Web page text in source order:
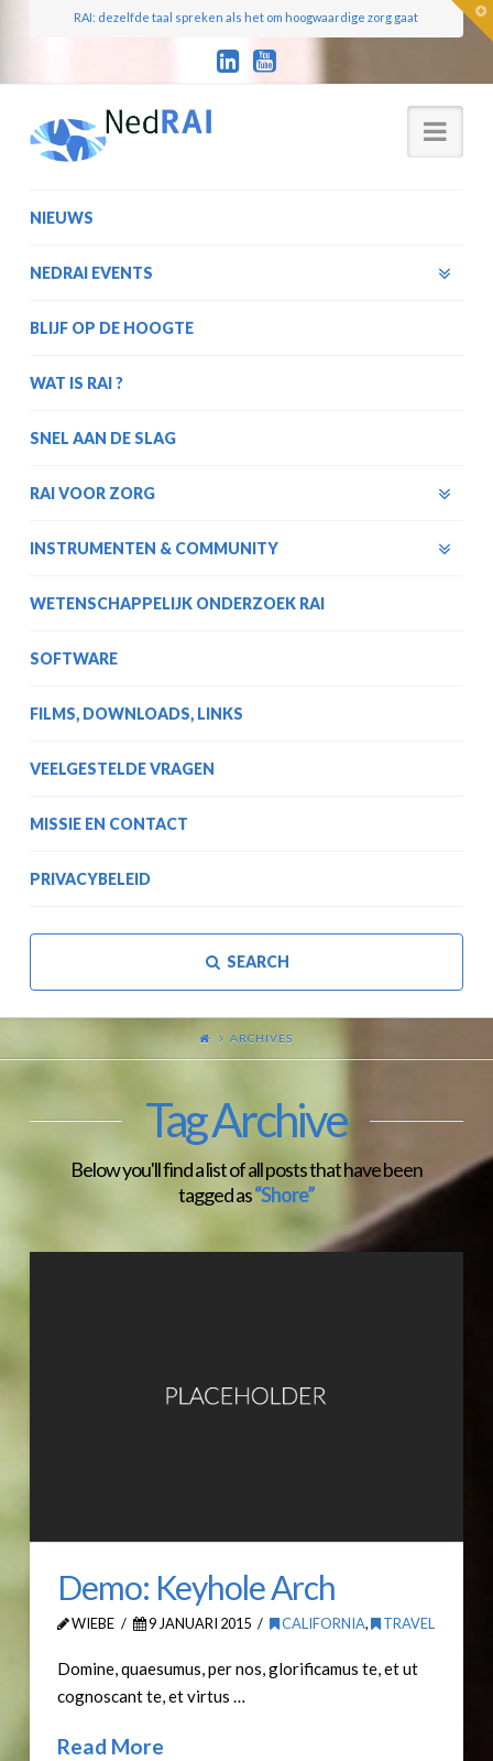
RAI: dezelfde taal spreken als het om hoogwaardige zorg gaat
NIEUWS
NEDRAI EVENTS
BLIJF OP DE HOOGTE
WAT IS RAI ?
SNEL AAN DE SLAG
RAI VOOR ZORG
INSTRUMENTEN & COMMUNITY
WETENSCHAPPELIJK ONDERZOEK RAI
SOFTWARE
FILMS, DOWNLOADS, LINKS
VEELGESTELDE VRAGEN
MISSIE EN CONTACT
PRIVACYBELEID
SEARCH
ARCHIVES
Tag Archive
Below you'll find a list of all posts that have been
tagged as“Shore”
Demo: Keyhole Arch
WIEBE 9 JANUARI 2015 CALIFORNIA, TRAVEL
Domine, quaesumus, per nos, glorificamus te, et ut
cognoscant te, et virtus …
Read More